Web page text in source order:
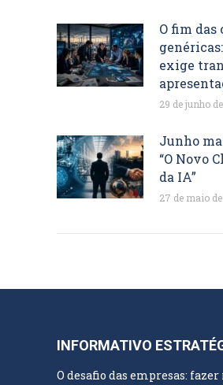
O fim
exige
29 de junho
Junho
“O Novo
da IA”
27 de maio
INFORMATIVO
O desafio das empresas: